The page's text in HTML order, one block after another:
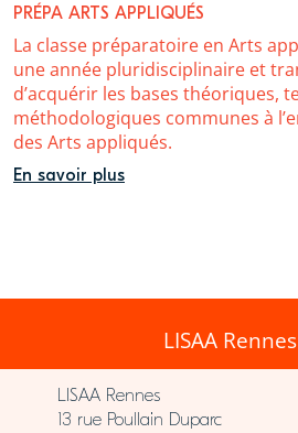
PRÉPA ARTS APPLIQUÉS
La classe préparatoire en Arts
une année pluridisciplinaire et
d’acquérir les bases théoriques,
méthodologiques communes à
des Arts appliqués.
En savoir plus
LISAA Rennes
LISAA Rennes
13 rue Poullain Duparc